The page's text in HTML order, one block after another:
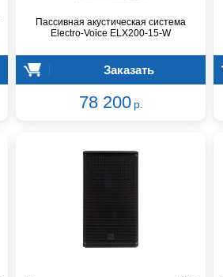
Пассивная акустическая система
Electro-Voice ELX200-15-W
Заказать
78 200 р.